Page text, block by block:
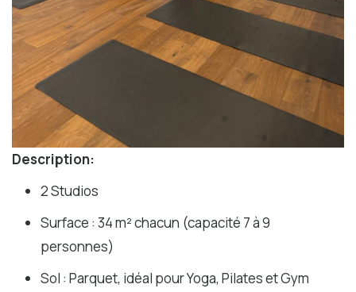
Description:
2 Studios
Surface : 34 m² chacun (capacité 7 à 9
personnes)
Sol : Parquet, idéal pour Yoga, Pilates et Gym